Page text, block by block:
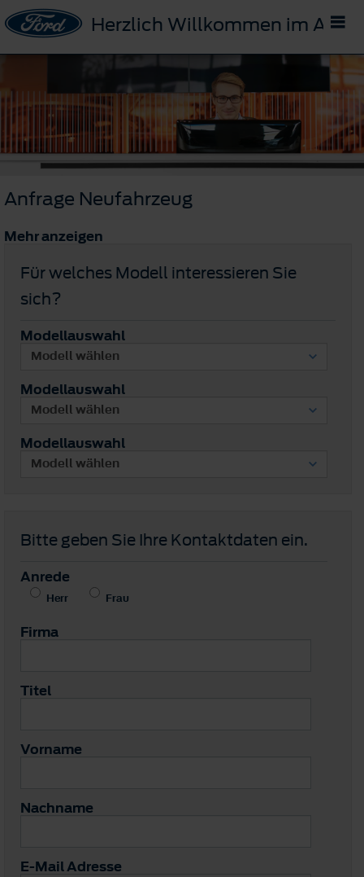
Herzlich Willkommen im
Anfrage Neufahrzeug
Mehr anzeigen
Für welches Modell interessieren Sie
sich?
Modellauswahl
Modellauswahl
Modellauswahl
Bitte geben Sie Ihre Kontaktdaten ein.
Anrede
Herr Frau
Firma
Titel
Vorname
Nachname
E-Mail Adresse